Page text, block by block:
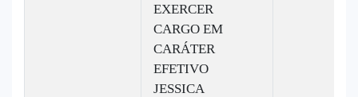
EXERCER
CARGO EM
CARÁTER
EFETIVO
JESSICA